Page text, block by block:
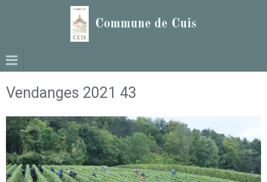
Commune de Cuis
Vendanges 2021 43